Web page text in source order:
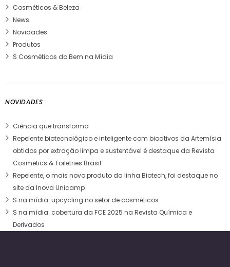
Cosméticos & Beleza
News
Novidades
Produtos
S Cosméticos do Bem na Mídia
NOVIDADES
Ciência que transforma
Repelente biotecnológico e inteligente com bioativos da Artemísia
obtidos por extração limpa e sustentável é destaque da Revista
Cosmetics & Toiletries Brasil
Repelente, o mais novo produto da linha Biotech, foi destaque no
site da Inova Unicamp
S na mídia: upcycling no setor de cosméticos
S na mídia: cobertura da FCE 2025 na Revista Química e
Derivados